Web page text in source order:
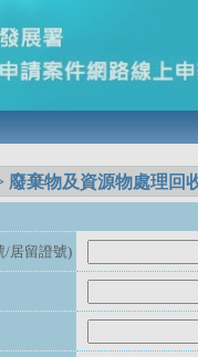
廢棄物及資源物處理回
/居留證號)